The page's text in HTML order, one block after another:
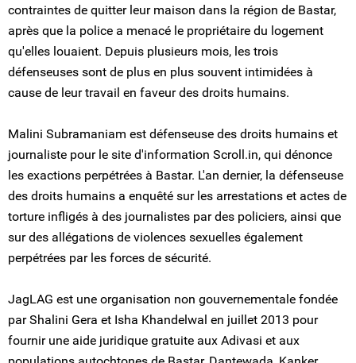
contraintes de quitter leur maison dans la région de Bastar,
après que la police a menacé le propriétaire du logement
qu'elles louaient. Depuis plusieurs mois, les trois
défenseuses sont de plus en plus souvent intimidées à
cause de leur travail en faveur des droits humains.
Malini Subramaniam est défenseuse des droits humains et
journaliste pour le site d'information Scroll.in, qui dénonce
les exactions perpétrées à Bastar. L'an dernier, la défenseuse
des droits humains a enquêté sur les arrestations et actes de
torture infligés à des journalistes par des policiers, ainsi que
sur des allégations de violences sexuelles également
perpétrées par les forces de sécurité.
JagLAG est une organisation non gouvernementale fondée
par Shalini Gera et Isha Khandelwal en juillet 2013 pour
fournir une aide juridique gratuite aux Adivasi et aux